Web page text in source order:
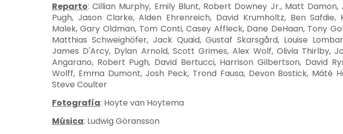
Reparto: Cillian Murphy, Emily Blunt, Robert Downey Jr., Matt
Pugh, Jason Clarke, Alden Ehrenreich, David Krumholtz, Ben Safdie,
Malek, Gary Oldman, Tom Conti, Casey Affleck, Dane DeHaan, Tony
Matthias Schweighöfer, Jack Quaid, Gustaf Skarsgård, Louise
James D'Arcy, Dylan Arnold, Scott Grimes, Alex Wolf, Olivia Thirlby,
Angarano, Robert Pugh, David Bertucci, Harrison Gilbertson, David
Wolff, Emma Dumont, Josh Peck, Trond Fausa, Devon Bostick, Máté
Steve Coulter
Fotografía: Hoyte van Hoytema
Música: Ludwig Göransson